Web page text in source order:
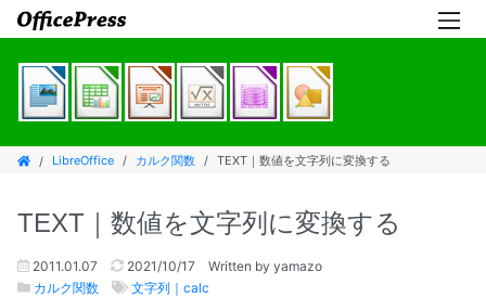
LibreOffice カルク関数 TEXT｜数値を文字列に変換する
TEXT｜数値を文字列に変換する
2011.01.07 2021/10/17
Written by yamazo
カルク関数
文字列｜calc